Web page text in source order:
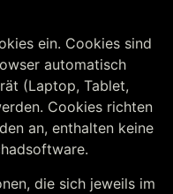
ein. Cookies sind
automatisch
(Laptop, Tablet,
Cookies richten
an, enthalten keine
die sich jeweils im